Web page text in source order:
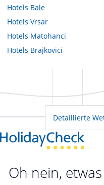
Hotels Bale
Hotels Vrsar
Hotels Matohanci
Hotels Brajkovici
Detaillierte
Oh nein,